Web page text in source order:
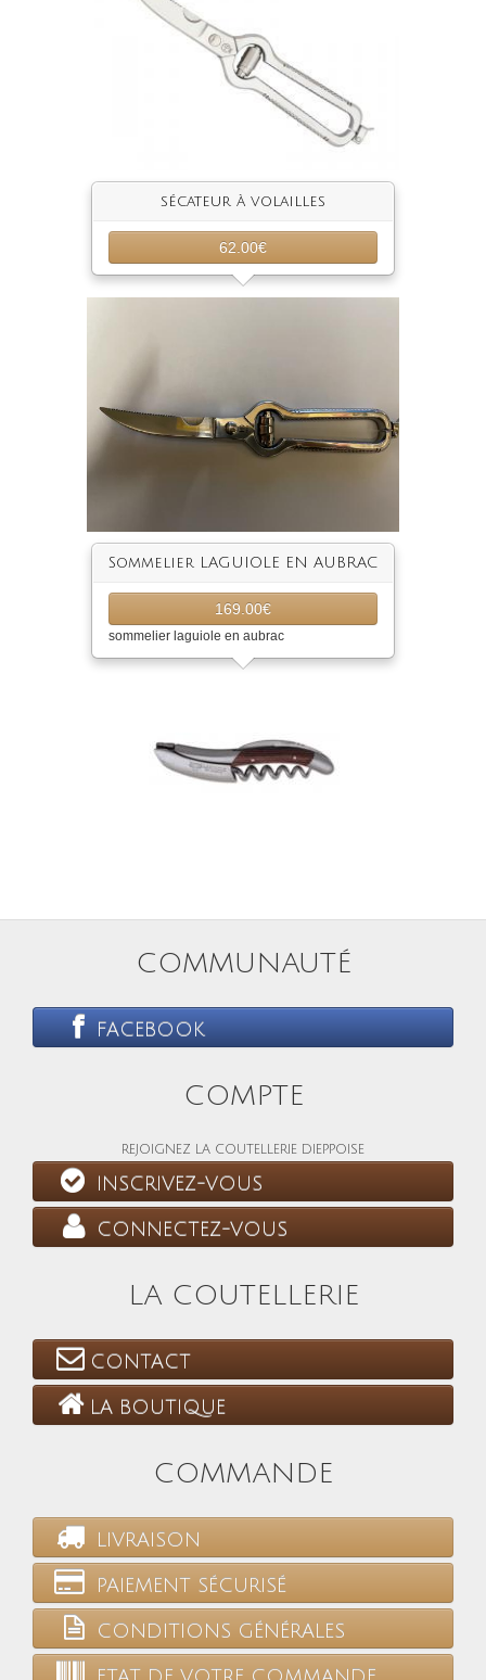
sécateur à volailles
62.00€
Sommelier LAGUIOLE EN AUBRAC
169.00€
sommelier laguiole en aubrac
COMMUNAUTÉ
FACEBOOK
COMPTE
REJOIGNEZ LA COUTELLERIE DIEPPOISE
INSCRIVEZ-VOUS
CONNECTEZ-VOUS
LA COUTELLERIE
CONTACT
LA BOUTIQUE
COMMANDE
LIVRAISON
PAIEMENT SÉCURISÉ
CONDITIONS GÉNÉRALES